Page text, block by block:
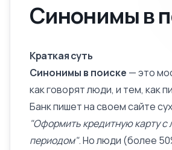
Синонимы в
Краткая суть
Синонимы в поиске — это
как говорят люди, и тем, как
Банк пишет на своем сайте
"Оформить кредитную карту с
периодом". Но люди (более